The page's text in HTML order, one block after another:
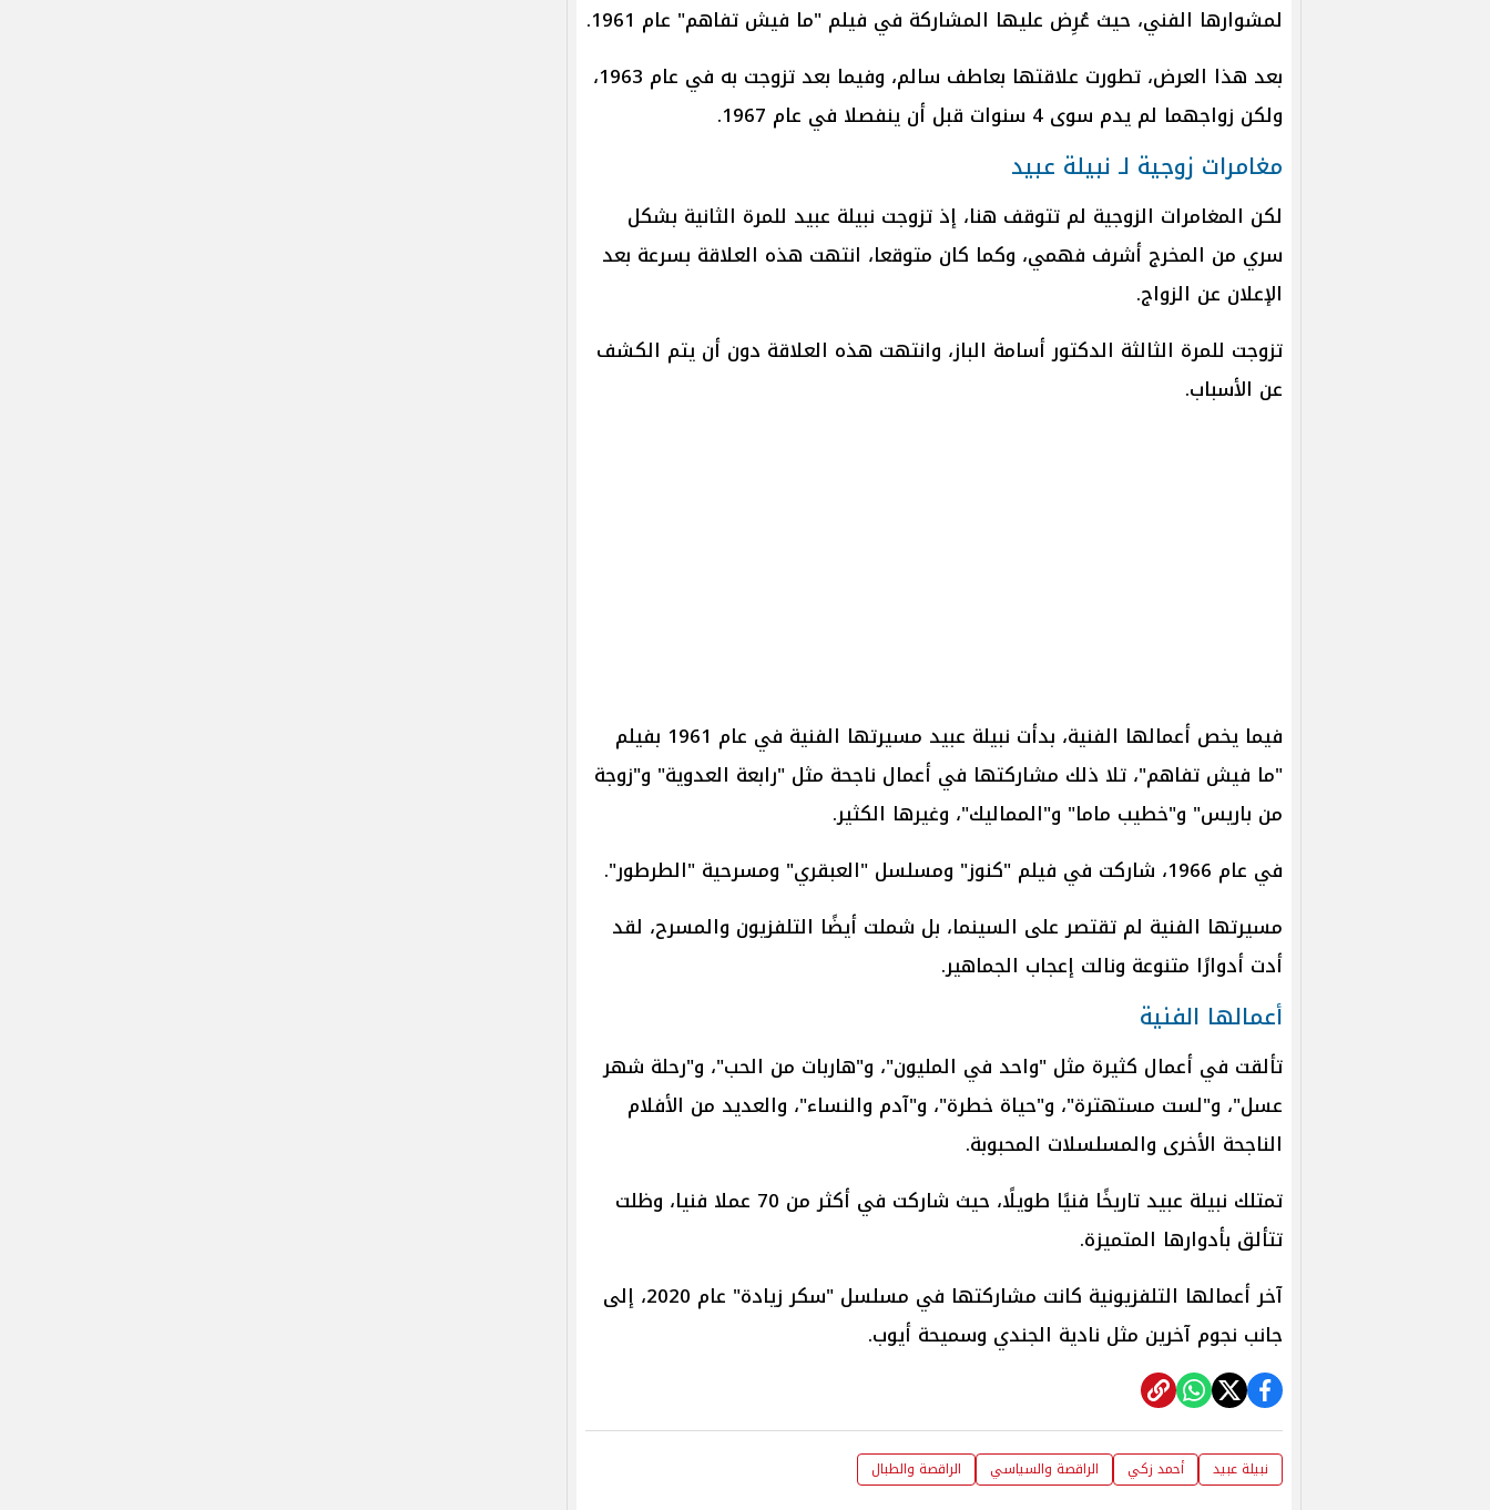
لمشوارها الفني، حيث عُرِض عليها المشاركة في فيلم "ما فيش تفاهم" عام 1961.
بعد هذا العرض، تطورت علاقتها بعاطف سالم، وفيما بعد تزوجت به في عام 1963،
ولكن زواجهما لم يدم سوى 4 سنوات قبل أن ينفصلا في عام 1967.
مغامرات زوجية لـ نبيلة عبيد
لكن المغامرات الزوجية لم تتوقف هنا، إذ تزوجت نبيلة عبيد للمرة الثانية بشكل
سري من المخرج أشرف فهمي، وكما كان متوقعا، انتهت هذه العلاقة بسرعة بعد
الإعلان عن الزواج.
تزوجت للمرة الثالثة الدكتور أسامة الباز، وانتهت هذه العلاقة دون أن يتم الكشف
عن الأسباب.
فيما يخص أعمالها الفنية، بدأت نبيلة عبيد مسيرتها الفنية في عام 1961 بفيلم
"ما فيش تفاهم"، تلا ذلك مشاركتها في أعمال ناجحة مثل "رابعة العدوية" و"زوجة
من باريس" و"خطيب ماما" و"المماليك"، وغيرها الكثير.
في عام 1966، شاركت في فيلم "كنوز" ومسلسل "العبقري" ومسرحية "الطرطور".
مسيرتها الفنية لم تقتصر على السينما، بل شملت أيضًا التلفزيون والمسرح، لقد
أدت أدوارًا متنوعة ونالت إعجاب الجماهير.
أعمالها الفنية
تألقت في أعمال كثيرة مثل "واحد في المليون"، و"هاربات من الحب"، و"رحلة شهر
عسل"، و"لست مستهترة"، و"حياة خطرة"، و"آدم والنساء"، والعديد من الأفلام
الناجحة الأخرى والمسلسلات المحبوبة.
تمتلك نبيلة عبيد تاريخًا فنيًا طويلًا، حيث شاركت في أكثر من 70 عملا فنيا، وظلت
تتألق بأدوارها المتميزة.
آخر أعمالها التلفزيونية كانت مشاركتها في مسلسل "سكر زيادة" عام 2020، إلى
جانب نجوم آخرين مثل نادية الجندي وسميحة أيوب.
نبيلة عبيد أحمد زكي الراقصة والسياسي الراقصة والطبال